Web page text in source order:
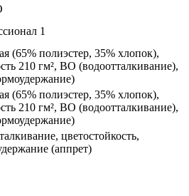
1
(65% полиэстер, 35% хлопок),
210 гм², ВО (водоотталкивание),
(65% полиэстер, 35% хлопок),
210 гм², ВО (водоотталкивание),
цветостойкость,
(аппрет)